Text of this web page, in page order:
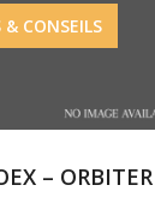
CONSEILS
– ORBITER